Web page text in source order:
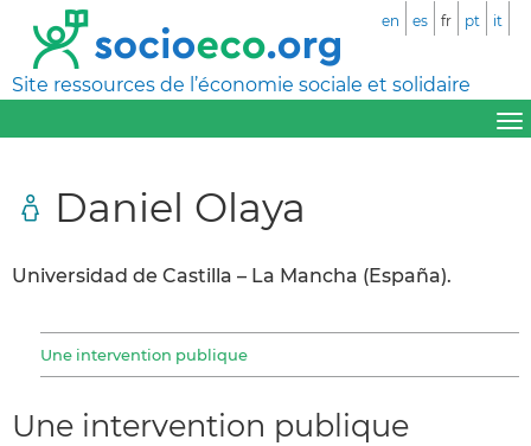
Site ressources de l’économie sociale et solidaire
en es fr pt it
Daniel Olaya
Universidad de Castilla – La Mancha (España).
Une intervention publique
Une intervention publique